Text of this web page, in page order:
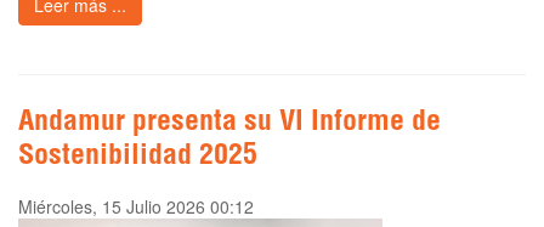
Leer más ...
Andamur presenta su VI Informe de
Sostenibilidad 2025
Miércoles, 15 Julio 2026 00:12